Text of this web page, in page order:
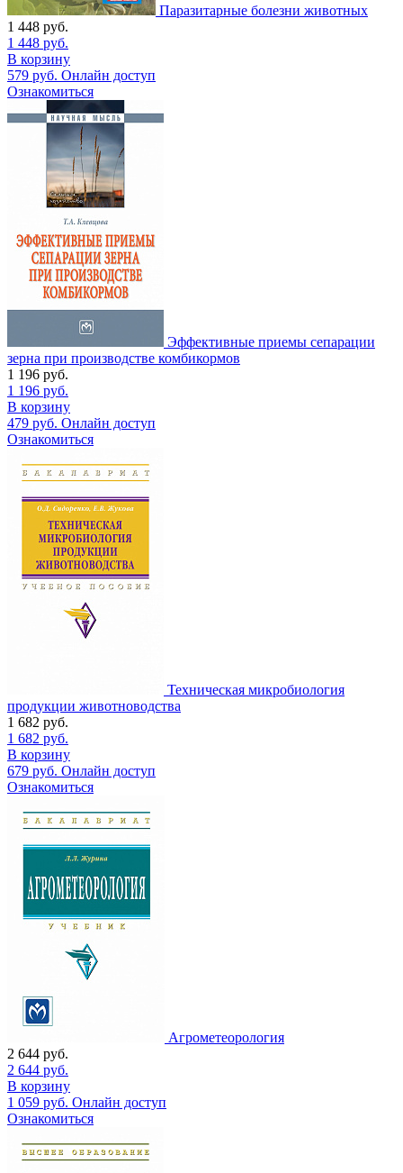
Паразитарные болезни животных
1 448 руб.
1 448 руб.
В корзину
579 руб. Онлайн доступ
Ознакомиться
Эффективные приемы сепарации
зерна при производстве комбикормов
1 196 руб.
1 196 руб.
В корзину
479 руб. Онлайн доступ
Ознакомиться
Техническая микробиология
продукции животноводства
1 682 руб.
1 682 руб.
В корзину
679 руб. Онлайн доступ
Ознакомиться
Агрометеорология
2 644 руб.
2 644 руб.
В корзину
1 059 руб. Онлайн доступ
Ознакомиться